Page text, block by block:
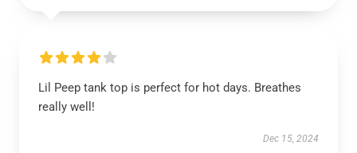
Lil Peep tank top is perfect for hot days. Breathes
really well!
Dec 15, 2024